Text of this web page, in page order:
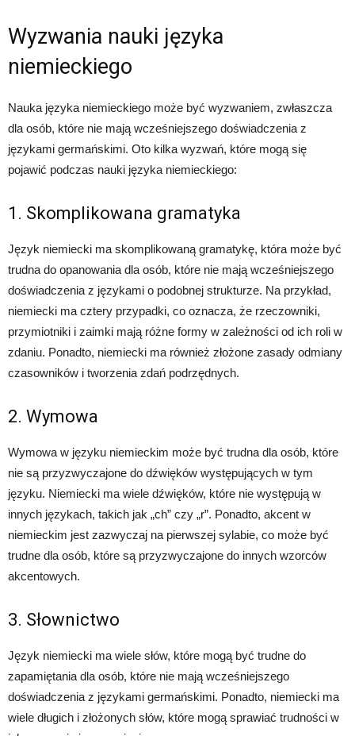
Wyzwania nauki języka
niemieckiego
Nauka języka niemieckiego może być wyzwaniem, zwłaszcza
dla osób, które nie mają wcześniejszego doświadczenia z
językami germańskimi. Oto kilka wyzwań, które mogą się
pojawić podczas nauki języka niemieckiego:
1. Skomplikowana gramatyka
Język niemiecki ma skomplikowaną gramatykę, która może być
trudna do opanowania dla osób, które nie mają wcześniejszego
doświadczenia z językami o podobnej strukturze. Na przykład,
niemiecki ma cztery przypadki, co oznacza, że rzeczowniki,
przymiotniki i zaimki mają różne formy w zależności od ich roli w
zdaniu. Ponadto, niemiecki ma również złożone zasady odmiany
czasowników i tworzenia zdań podrzędnych.
2. Wymowa
Wymowa w języku niemieckim może być trudna dla osób, które
nie są przyzwyczajone do dźwięków występujących w tym
języku. Niemiecki ma wiele dźwięków, które nie występują w
innych językach, takich jak „ch” czy „r”. Ponadto, akcent w
niemieckim jest zazwyczaj na pierwszej sylabie, co może być
trudne dla osób, które są przyzwyczajone do innych wzorców
akcentowych.
3. Słownictwo
Język niemiecki ma wiele słów, które mogą być trudne do
zapamiętania dla osób, które nie mają wcześniejszego
doświadczenia z językami germańskimi. Ponadto, niemiecki ma
wiele długich i złożonych słów, które mogą sprawiać trudności w